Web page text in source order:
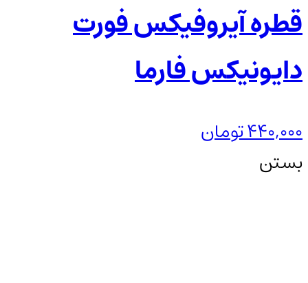
قطره آیروفیکس فورت
دایونیکس فارما
440,000تومان
بستن